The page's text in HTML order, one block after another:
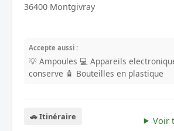
36400 Montgivray
Accepte aussi :
💡 Ampoules 💻 Appareils
conserve 🧴 Bouteilles en plastique
🚗 Itinéraire Voir